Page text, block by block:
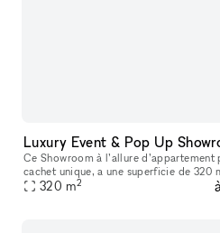
Luxury Event & Pop Up
Ce Showroom à l’allure
cachet unique, a une superficie de 320
escalier intérieur. Lumineux, tout en
320 m2